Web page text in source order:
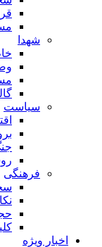
شهدا
سیاست
فرهنگی
اخبار ویژه